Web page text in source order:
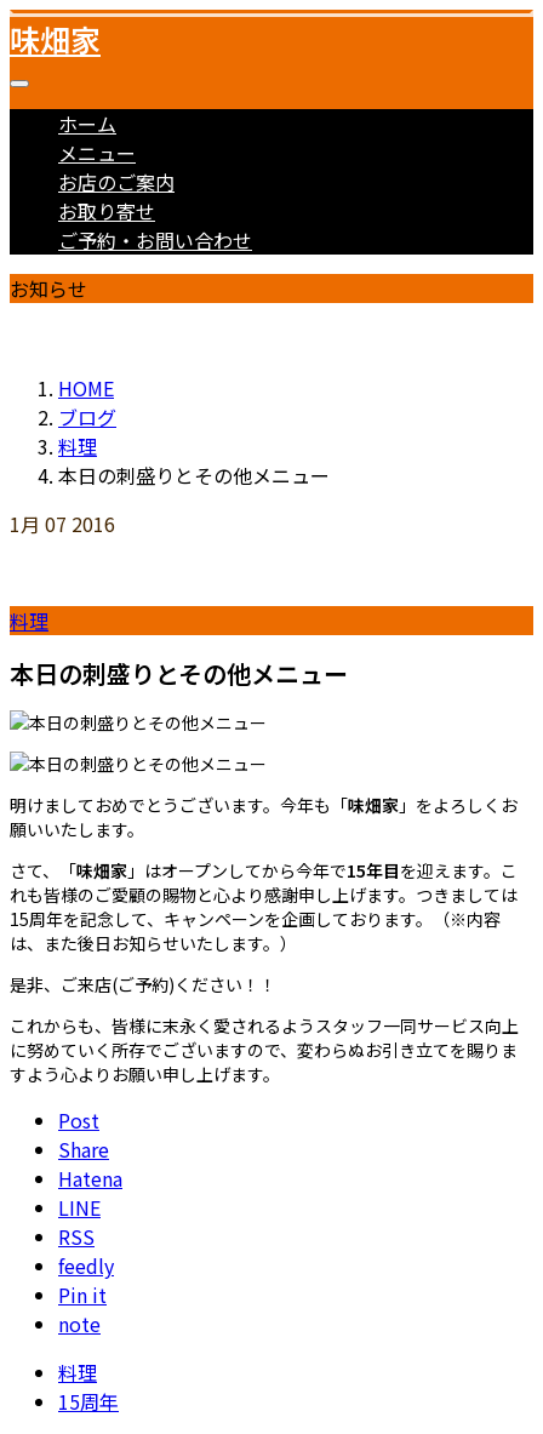
味畑家
ホーム
メニュー
お店のご案内
お取り寄せ
ご予約・お問い合わせ
お知らせ
HOME
ブログ
料理
本日の刺盛りとその他メニュー
1月 07 2016
料理
本日の刺盛りとその他メニュー
明けましておめでとうございます。今年も「味畑家 」をよろしくお
願いいたします。
さて、「味畑家 」はオープンしてから今年で15年目を迎えます。こ
れも皆様のご愛顧の賜物と心より感謝申し上げます。つきましては
15周年を記念して、キャンペーンを企画しております。（※内容
は、また後日お知らせいたします。）
是非、ご来店(ご予約)ください！！
これからも、皆様に末永く愛されるようスタッフ一同サービス向上
に努めていく所存でございますので、変わらぬお引き立てを賜りま
すよう心よりお願い申し上げます。
Post
Share
Hatena
LINE
RSS
feedly
Pin it
note
料理
15周年